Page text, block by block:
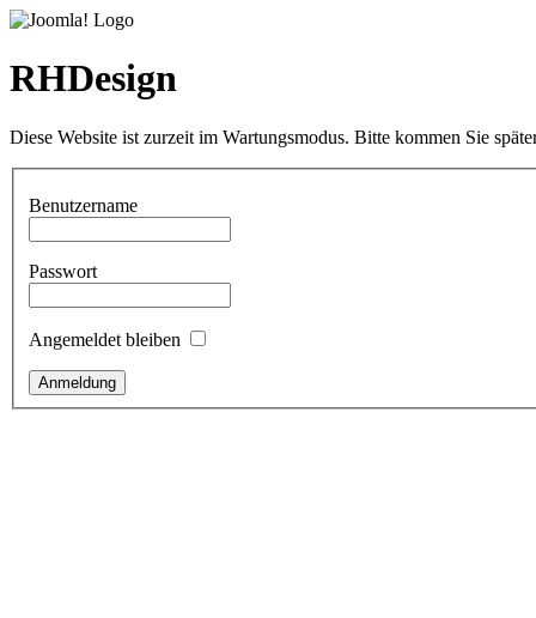
RHDesign
Diese Website ist zurzeit im Wartungsmodus. Bitte kommen Sie
Benutzername
Passwort
Angemeldet bleiben